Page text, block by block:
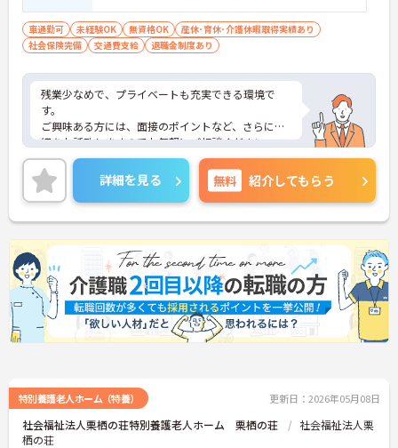
車通勤可 未経験OK 無資格OK
産休･育休･介護休暇取得実績あり
社会保険完備
交通費支給 退職金制度あり
残業少なめで、プライベートも充実できる環境で
す。
ご興味ある方には、面接のポイントなど、さらに詳
細をお話致しますのでお気軽にご相談ください。
詳細を見る 無料 紹介してもらう
特別養護老人ホーム（特養） 更新日：2026年05月08日
社会福祉法人栗栖の荘特別養護老人ホーム 栗栖の荘
社会福祉法人栗
栖の荘